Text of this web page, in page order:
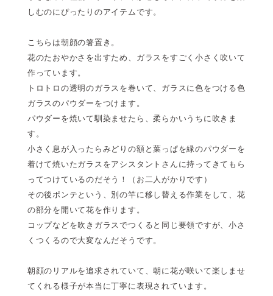
しむのにぴったりのアイテムです。
こちらは朝顔の箸置き。
花のたおやかさを出すため、ガラスをすごく小さく吹いて
作っています。
トロトロの透明のガラスを巻いて、ガラスに色をつける色
ガラスのパウダーをつけます。
パウダーを焼いて馴染ませたら、柔らかいうちに吹きま
す。
小さく息が入ったらみどりの額と葉っぱを緑のパウダーを
着けて焼いたガラスをアシスタントさんに持ってきてもら
ってつけているのだそう！（お二人がかりです）
その後ポンテという、別の竿に移し替える作業をして、花
の部分を開いて花を作ります。
コップなどを吹きガラスでつくると同じ要領ですが、小さ
くつくるので大変なんだそうです。
朝顔のリアルを追求されていて、朝に花が咲いて楽しませ
てくれる様子が本当に丁寧に表現されています。